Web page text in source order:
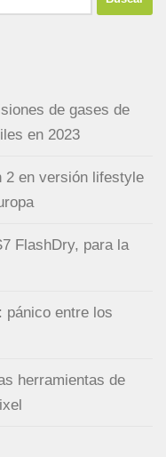
de gases de
en 2023
2 en versión lifestyle
FlashDry, para la
pánico entre los
herramientas de